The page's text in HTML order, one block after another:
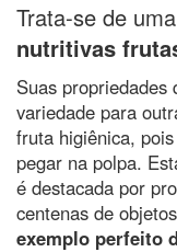
Trata-se de
nutritivas
Suas
variedade para
fruta higiênica,
pegar na polpa.
é destacada por
centenas de
exemplo perfeito